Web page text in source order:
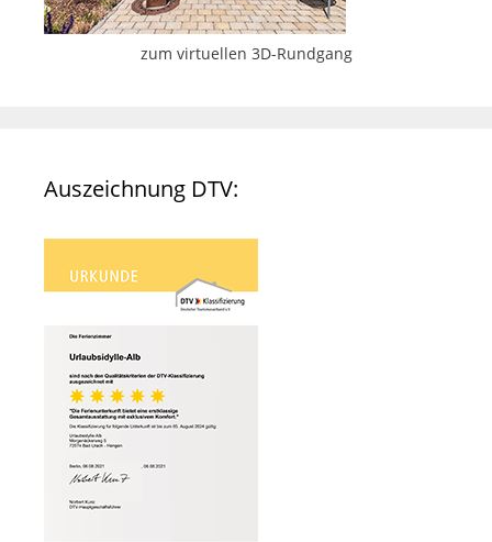
zum virtuellen 3D-Rundgang
Auszeichnung DTV: